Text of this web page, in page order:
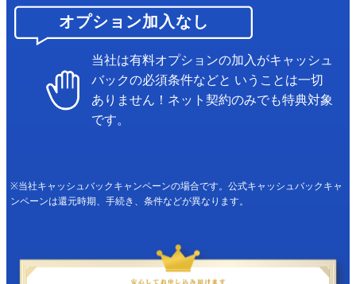
オプション加入なし
当社は有料オプションの加入がキャッシュ
バックの必須条件などと いうことは一切
ありません！ネット契約のみでも特典対象
です。
※当社キャッシュバックキャンペーンの場合です。公式キャッシュバックキャ
ンペーンは還元時期、手続き、条件などが異なります。